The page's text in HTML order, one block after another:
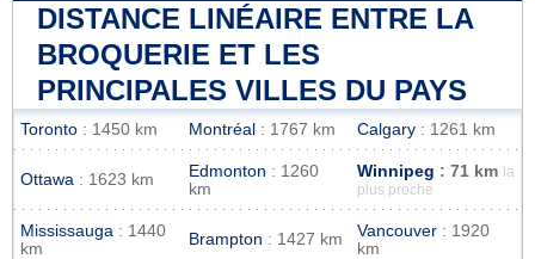
DISTANCE LINÉAIRE ENTRE LA
BROQUERIE ET LES
PRINCIPALES VILLES DU PAYS
Toronto : 1450 km Montréal : 1767 km Calgary : 1261 km
Ottawa : 1623 km Edmonton : 1260
km
Winnipeg : 71 km
la
plus proche
Mississauga : 1440
km
Brampton : 1427 km Vancouver : 1920
km